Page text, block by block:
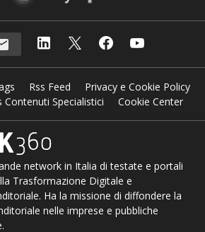
Rss Feed
Privacy e Cookie Policy
Specialistici
Cookie Center
network in Italia di testate e portali
Trasformazione Digitale e
Ha la missione di diffondere la
nelle imprese e pubbliche